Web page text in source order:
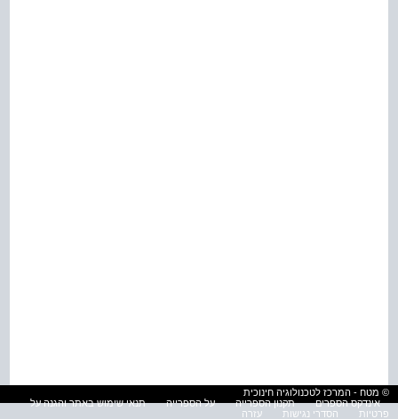
© מטח - המרכז לטכנולוגיה חינוכית
אינדקס הספרים
תקנון הספרייה על הספרייה
תנאי שימוש באתר והגנה על
פרטיות
הסדרי נגישות עזרה